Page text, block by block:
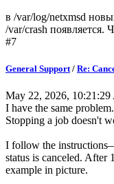
в /var/log/netxmsd
/var/crash появляется.
#7
General Support / Re:
May 22, 2026,
I have the same
Stopping a job doesn't
I follow the
status is canceled. After
example in picture.